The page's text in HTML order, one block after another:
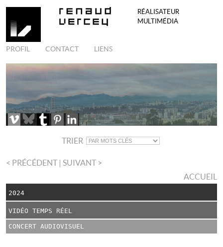
RÉALISATEUR
MULTIMÉDIA
PROFIL CONTACT LIENS
TRIER
< PRÉCÉDENT | SUIVANT >
ACCUEIL
2024
VIDÉO TEMPS RÉEL
CONCERT AUDIOVISUEL